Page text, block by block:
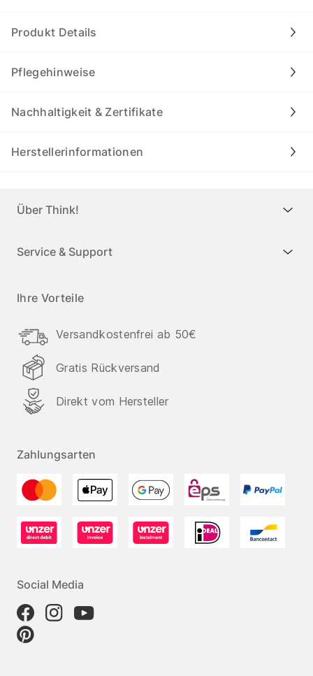
Produkt Details
Pflegehinweise
Nachhaltigkeit & Zertifikate
Herstellerinformationen
Über Think!
Service & Support
Ihre Vorteile
Versandkostenfrei ab 50€
Gratis Rückversand
Direkt vom Hersteller
Zahlungsarten
Social Media